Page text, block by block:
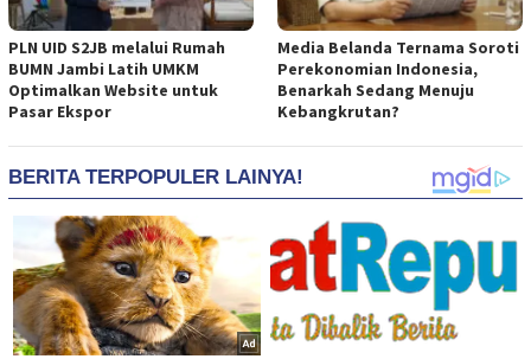
PLN UID S2JB melalui Rumah
BUMN Jambi Latih UMKM
Optimalkan Website untuk
Pasar Ekspor
Media Belanda Ternama Soroti
Perekonomian Indonesia,
Benarkah Sedang Menuju
Kebangkrutan?